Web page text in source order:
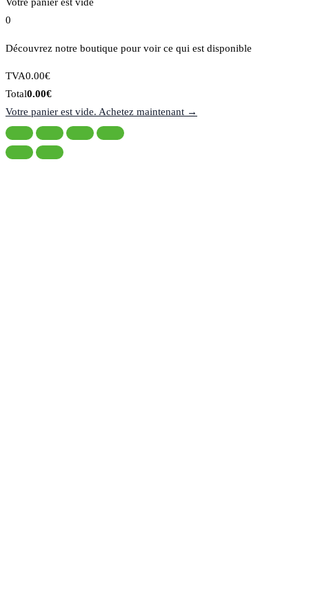
0
Découvrez notre boutique pour voir ce qui est disponible
Montant
de
la
taxe:
TVA0.00€
Total
du
panier:
Total0.00€
Votre panier est vide. Achetez maintenant →